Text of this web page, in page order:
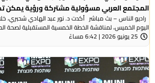
المجتمع العربي مسؤولية مشتركة ورؤية يمكن
راديو الناس – بث مباشر أكدت د. نور عبد الهادي شحبري،
اليوم الخميس، لمناقشة الخطة الخمسية المستقبلية لصحة
25 يونيو 2026 | 6:42 مساءً